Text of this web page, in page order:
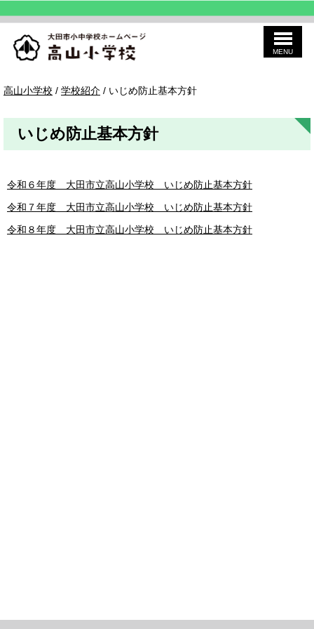
山
学
MENU
現
の
置：
高山小学校 / 学校紹介 / いじめ防止基本方針
いじめ防止基本方針
令和６年度 大田市立高山小学校 いじめ防止基本方針
令和７年度 大田市立高山小学校 いじめ防止基本方針
令和８年度 大田市立高山小学校 いじめ防止基本方針